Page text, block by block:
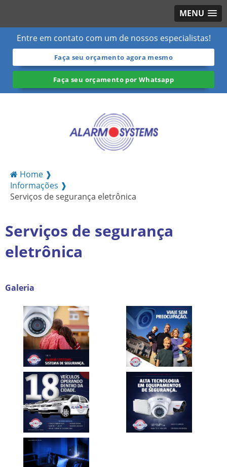
MENU
Entre em contato com um de nossos especialistas!
Faça seu orçamento agora mesmo
Faça seu orçamento por Whatsapp
Home ❱
Informações ❱
Serviços de segurança eletrônica
Serviços de segurança
eletrônica
Galeria